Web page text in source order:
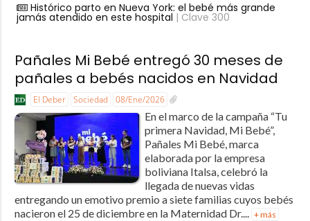
Histórico parto en Nueva York: el bebé más grande
jamás atendido en este hospital | Clave 300
Pañales Mi Bebé entregó 30 meses de
pañales a bebés nacidos en Navidad
El Deber Sociedad 08/Ene/2026
En el marco de la campaña “Tu
primera Navidad, Mi Bebé”,
Pañales Mi Bebé, marca
elaborada por la empresa
boliviana Italsa, celebró la
llegada de nuevas vidas
entregando un emotivo premio a siete familias cuyos bebés
nacieron el 25 de diciembre en la Maternidad Dr.... + más